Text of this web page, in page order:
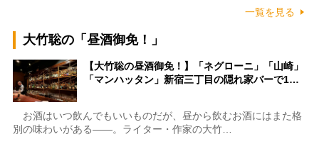
一覧を見る
大竹聡の「昼酒御免！」
【大竹聡の昼酒御免！】「ネグローニ」「山崎」
「マンハッタン」新宿三丁目の隠れ家バーで1…
お酒はいつ飲んでもいいものだが、昼から飲むお酒にはまた格
別の味わいがある――。ライター・作家の大竹…